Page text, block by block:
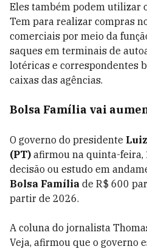
Eles também podem utilizar
Tem para realizar compras
comerciais por meio da
saques em terminais de
lotéricas e correspondentes
caixas das agências.
Bolsa Família vai
O governo do presidente
(PT) afirmou na quinta-feira,
decisão ou estudo em
Bolsa Família de R$ 600
partir de 2026.
A coluna do jornalista
Veja, afirmou que o governo